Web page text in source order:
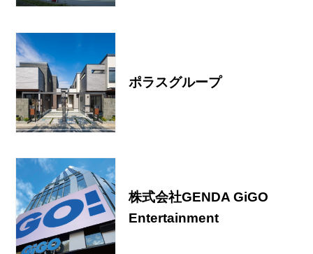
ポラスグループ
株式会社GENDA GiGO
Entertainment